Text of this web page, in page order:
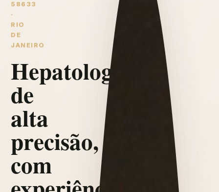
58633
·
RIO
DE
JANEIRO
Hepatologia
de
alta
precisão,
com